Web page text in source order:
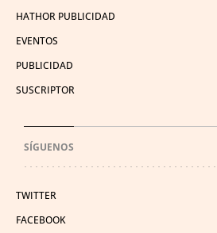
HATHOR PUBLICIDAD
EVENTOS
PUBLICIDAD
SUSCRIPTOR
SÍGUENOS
TWITTER
FACEBOOK